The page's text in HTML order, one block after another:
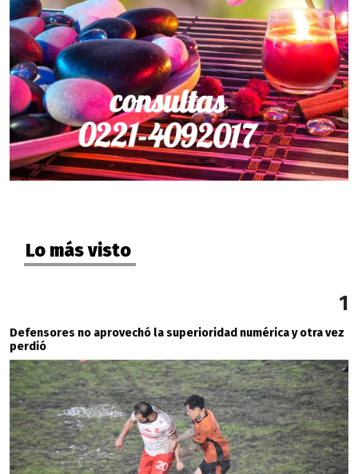
Lo más visto
1
Defensores no aprovechó la superioridad numérica y otra vez
perdió